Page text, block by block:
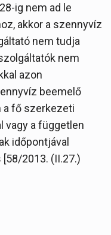
ig nem ad le
akkor a szennyvíz
nem tudja
nem
azon
beemelő
a fő szerkezeti
vagy a független
időpontjával
2013. (II.27.)